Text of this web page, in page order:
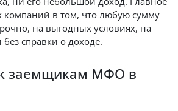
компаний в том, что любую сумму
на выгодных условиях, на
справки о доходе.
заемщикам МФО в